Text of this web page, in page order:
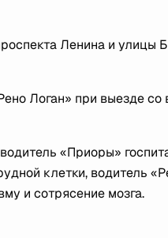
Ленина и улицы
Логан» при выезде со
«Приоры»
клетки, водитель
и сотрясение мозга.